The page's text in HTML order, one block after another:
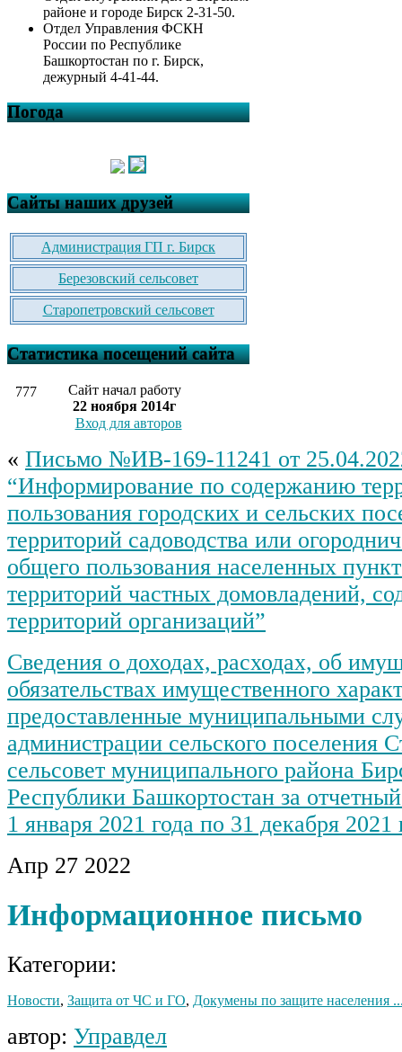
районе и городе Бирск 2-31-50.
Отдел Управления ФСКН
России по Республике
Башкортостан по г. Бирск,
дежурный 4-41-44.
Погода
Сайты наших друзей
Администрация ГП г. Бирск
Березовский сельсовет
Старопетровский сельсовет
Статистика посещений сайта
777
Сайт начал работу
22 ноября 2014г
Вход для авторов
« Письмо №ИВ-169-11241 от
“Информирование по содержанию
пользования городских и сельских
территорий садоводства или
общего пользования населенных
территорий частных домовладений,
территорий организаций”
Сведения о доходах, расходах, об
обязательствах имущественного
предоставленные муниципальными
администрации сельского поселения
сельсовет муниципального района
Республики Башкортостан за
1 января 2021 года по 31 декабря 2021
Апр 27 2022
Информационное письмо
Категории:
Новости, Защита от ЧС и ГО, Докумены по защите населения
автор: Управдел